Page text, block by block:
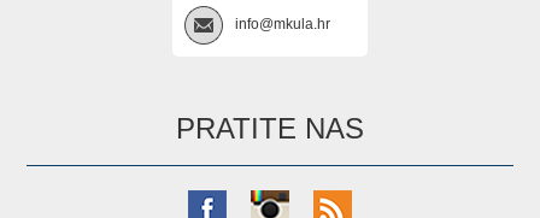
info@mkula.hr
PRATITE NAS